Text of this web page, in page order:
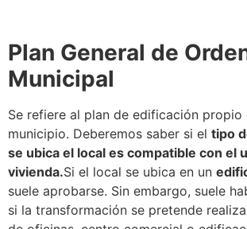
Plan General de
Municipal
Se refiere al plan de edificación propio
municipio. Deberemos saber si el tipo
se ubica el local es compatible con el
vivienda.Si el local se ubica en un
suele aprobarse. Sin embargo, suele
si la transformación se pretende